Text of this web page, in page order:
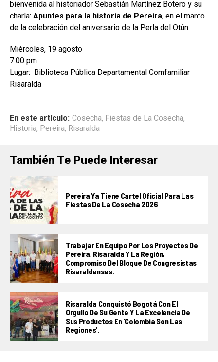
bienvenida al historiador Sebastián Martínez Botero y su
charla: Apuntes para la historia de Pereira, en el marco
de la celebración del aniversario de la Perla del Otún.
Miércoles, 19 agosto
7:00 pm
Lugar: Biblioteca Pública Departamental Comfamiliar
Risaralda
En este artículo: Cosecha, Fiestas de La Cosecha,
Historia, Pereira, Risaralda
También Te Puede Interesar
Pereira Ya Tiene Cartel Oficial Para Las
Fiestas De La Cosecha 2026
Trabajar En Equipo Por Los Proyectos De
Pereira, Risaralda Y La Región,
Compromiso Del Bloque De Congresistas
Risaraldenses.
Risaralda Conquistó Bogotá Con El
Orgullo De Su Gente Y La Excelencia De
Sus Productos En ‘Colombia Son Las
Regiones’.